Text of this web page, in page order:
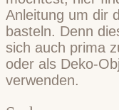
Anleitung um dir
basteln. Denn
sich auch prima
oder als Deko-
verwenden.